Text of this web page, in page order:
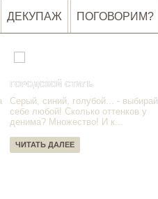
ДЕКУПАЖ ПОГОВОРИМ?
ГОРОДСКОЙ СТИЛЬ
Серый, синий, голубой... - выбирай
себе любой! Сколько оттенков у
денима? Множество! И к...
ЧИТАТЬ ДАЛЕЕ